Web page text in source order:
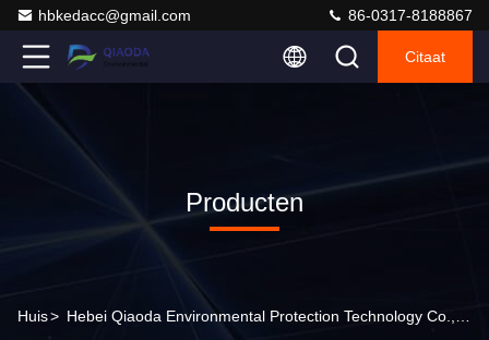
hbkedacc@gmail.com 86-0317-8188867
Citaat
Producten
Huis>